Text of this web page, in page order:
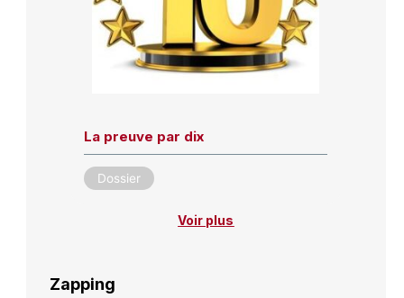
La preuve par dix
Dossier
Voir plus
Zapping